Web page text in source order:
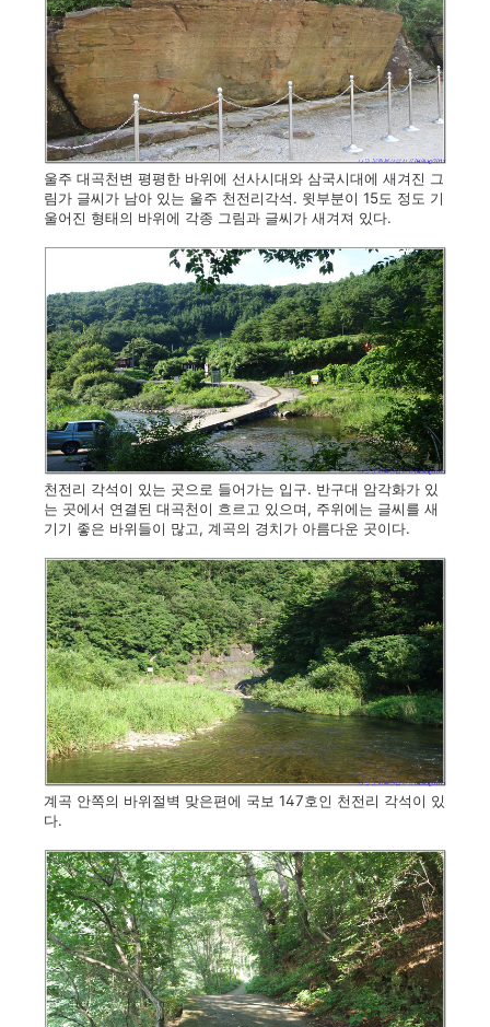
울주 대곡천변 평평한 바위에 선사시대와 삼국시대에 새겨진 그
림가 글씨가 남아 있는 울주 천전리각석. 윗부분이 15도 정도 기
울어진 형태의 바위에 각종 그림과 글씨가 새겨져 있다.
천전리 각석이 있는 곳으로 들어가는 입구. 반구대 암각화가 있
는 곳에서 연결된 대곡천이 흐르고 있으며, 주위에는 글씨를 새
기기 좋은 바위들이 많고, 계곡의 경치가 아름다운 곳이다.
계곡 안쪽의 바위절벽 맞은편에 국보 147호인 천전리 각석이 있
다.